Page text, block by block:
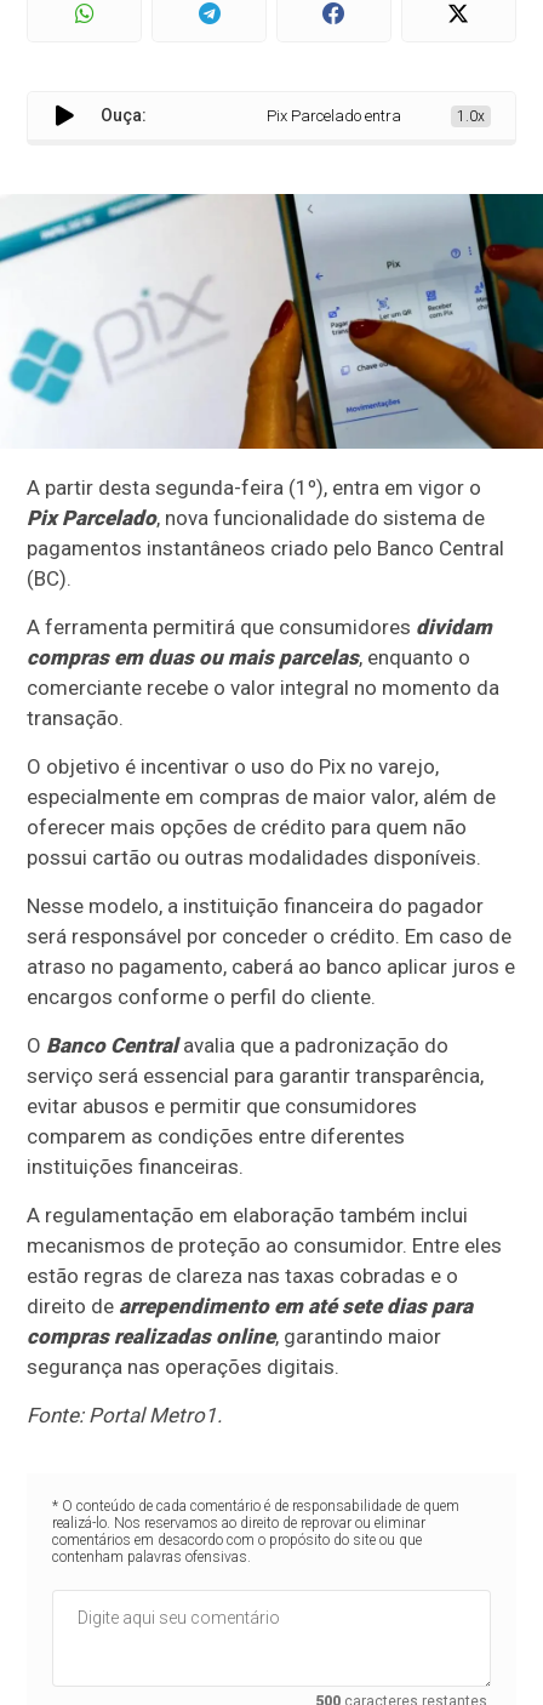
Ouça: Pix Parcelado entra em vigor e amplia
1.0x
A partir desta segunda-feira (1º), entra em vigor o
Pix Parcelado, nova funcionalidade do sistema de
pagamentos instantâneos criado pelo Banco Central
(BC).
A ferramenta permitirá que consumidores dividam
compras em duas ou mais parcelas, enquanto o
comerciante recebe o valor integral no momento da
transação.
O objetivo é incentivar o uso do Pix no varejo,
especialmente em compras de maior valor, além de
oferecer mais opções de crédito para quem não
possui cartão ou outras modalidades disponíveis.
Nesse modelo, a instituição financeira do pagador
será responsável por conceder o crédito. Em caso de
atraso no pagamento, caberá ao banco aplicar juros e
encargos conforme o perfil do cliente.
O Banco Centralavalia que a padronização do
serviço será essencial para garantir transparência,
evitar abusos e permitir que consumidores
comparem as condições entre diferentes
instituições financeiras.
A regulamentação em elaboração também inclui
mecanismos de proteção ao consumidor. Entre eles
estão regras de clareza nas taxas cobradas e o
direito de arrependimento em até sete dias para
compras realizadas online, garantindo maior
segurança nas operações digitais.
Fonte: Portal Metro1.
* O conteúdo de cada comentário é de responsabilidade de quem
realizá-lo. Nos reservamos ao direito de reprovar ou eliminar
comentários em desacordo com o propósito do site ou que
contenham palavras ofensivas.